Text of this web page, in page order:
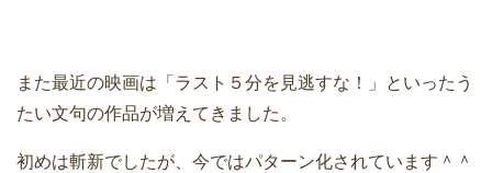
また最近の映画は「ラスト５分を見逃すな！」といったう
たい文句の作品が増えてきました。
初めは斬新でしたが、今ではパターン化されています＾＾